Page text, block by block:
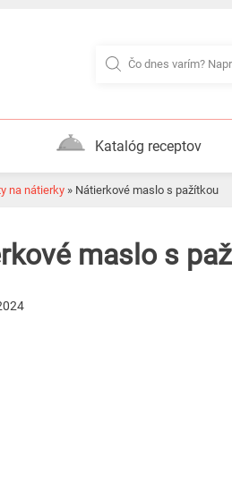
Katalóg receptov
na nátierky » Nátierkové maslo s pažítkou
maslo s